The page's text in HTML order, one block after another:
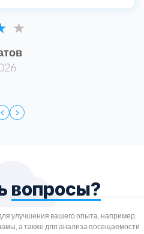
739-8-12
33-300
вопросы?
или готовы оставить
улучшения вашего опыта, например,
а также для анализа посещаемости